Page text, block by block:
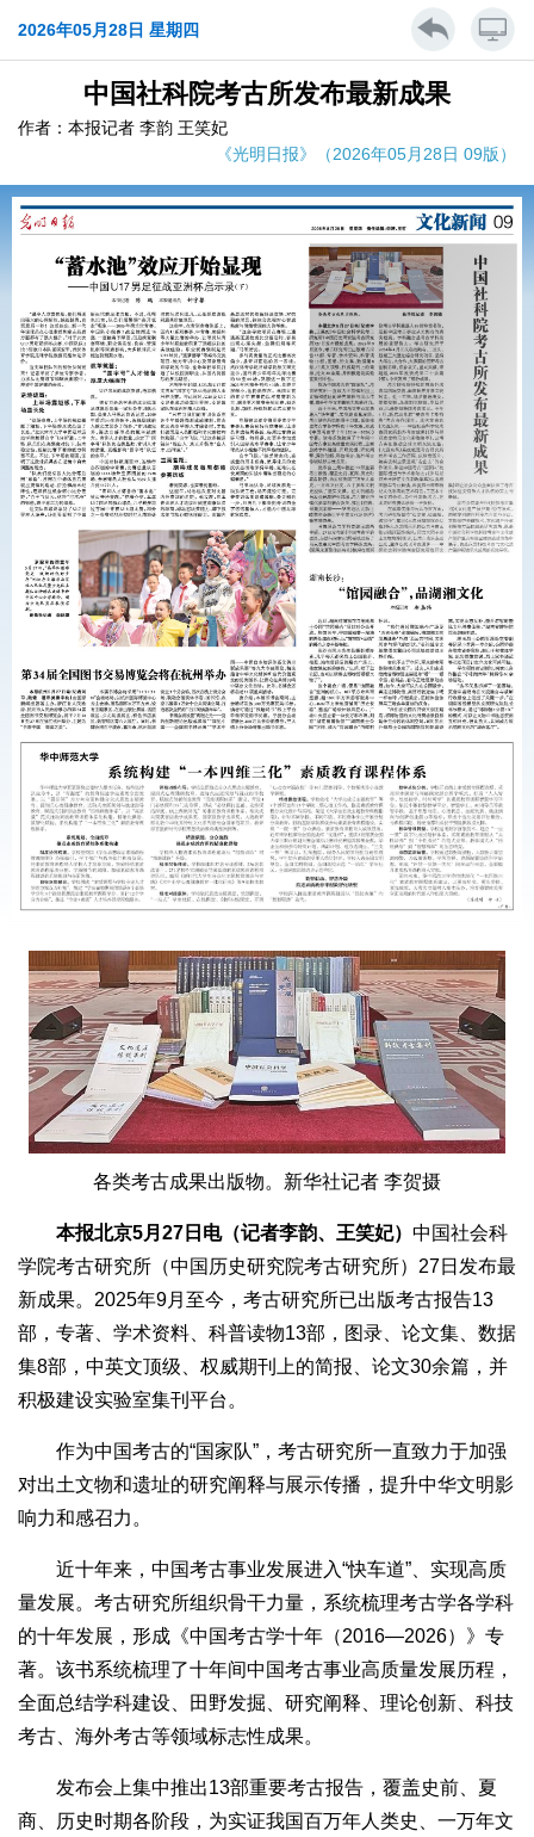
2026年05月28日 星期四
中国社科院考古所发布最新成果
作者：本报记者 李韵 王笑妃
《光明日报》（2026年05月28日 09版）
各类考古成果出版物。新华社记者 李贺摄
本报北京5月27日电（记者李韵、王笑妃） 中国社会科
学院考古研究所（中国历史研究院考古研究所）27日发布最
新成果。2025年9月至今，考古研究所已出版考古报告13
部，专著、学术资料、科普读物13部，图录、论文集、数据
集8部，中英文顶级、权威期刊上的简报、论文30余篇，并
积极建设实验室集刊平台。
作为中国考古的“国家队”，考古研究所一直致力于加强
对出土文物和遗址的研究阐释与展示传播，提升中华文明影
响力和感召力。
近十年来，中国考古事业发展进入“快车道”、实现高质
量发展。考古研究所组织骨干力量，系统梳理考古学各学科
的十年发展，形成《中国考古学十年（2016—2026）》专
著。该书系统梳理了十年间中国考古事业高质量发展历程，
全面总结学科建设、田野发掘、研究阐释、理论创新、科技
考古、海外考古等领域标志性成果。
发布会上集中推出13部重要考古报告，覆盖史前、夏
商、历史时期各阶段，为实证我国百万年人类史、一万年文